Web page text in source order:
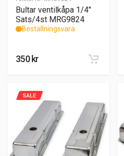
Bultar ventilkåpa 1/4″
Sats/4st MRG9824
Beställningsvara
350 kr
SALE